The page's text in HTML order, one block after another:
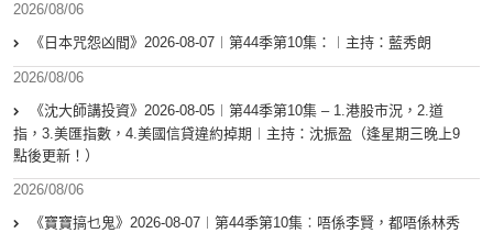
2026/08/06
《日本咒怨凶間》2026-08-07︱第44季第10集：︱主持：藍秀朗
2026/08/06
《沈大師講投資》2026-08-05︱第44季第10集 – 1.港股市況，2.道
指，3.美匯指數，4.美國信貸違約掉期︱主持：沈振盈（逢星期三晚上9
點後更新！）
2026/08/06
《寶寶搞乜鬼》2026-08-07︱第44季第10集︰唔係李賢，都唔係林秀